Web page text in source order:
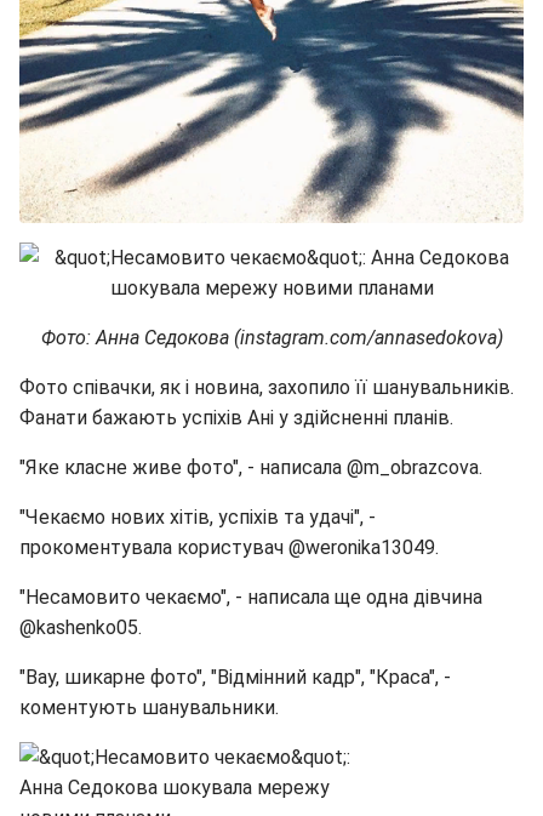
Фото: Анна Седокова (instagram.com/annasedokova)
Фото співачки, як і новина, захопило її шанувальників.
Фанати бажають успіхів Ані у здійсненні планів.
"Яке класне живе фото", - написала @m_obrazcova.
"Чекаємо нових хітів, успіхів та удачі", -
прокоментувала користувач @weronika13049.
"Несамовито чекаємо", - написала ще одна дівчина
@kashenko05.
"Вау, шикарне фото", "Відмінний кадр", "Краса", -
коментують шанувальники.